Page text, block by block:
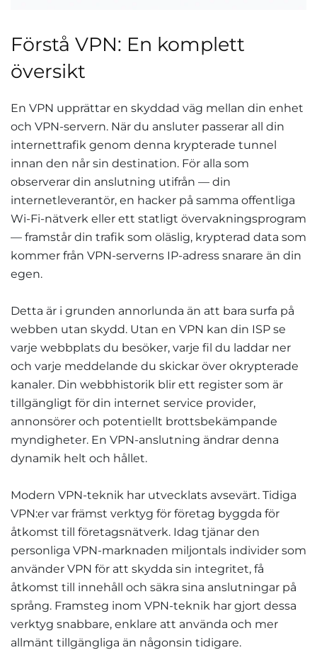
Förstå VPN: En komplett
översikt
En VPN upprättar en skyddad väg mellan din enhet
och VPN-servern. När du ansluter passerar all din
internettrafik genom denna krypterade tunnel
innan den når sin destination. För alla som
observerar din anslutning utifrån — din
internetleverantör, en hacker på samma offentliga
Wi-Fi-nätverk eller ett statligt övervakningsprogram
— framstår din trafik som oläslig, krypterad data som
kommer från VPN-serverns IP-adress snarare än din
egen.
Detta är i grunden annorlunda än att bara surfa på
webben utan skydd. Utan en VPN kan din ISP se
varje webbplats du besöker, varje fil du laddar ner
och varje meddelande du skickar över okrypterade
kanaler. Din webbhistorik blir ett register som är
tillgängligt för din internet service provider,
annonsörer och potentiellt brottsbekämpande
myndigheter. En VPN-anslutning ändrar denna
dynamik helt och hållet.
Modern VPN-teknik har utvecklats avsevärt. Tidiga
VPN:er var främst verktyg för företag byggda för
åtkomst till företagsnätverk. Idag tjänar den
personliga VPN-marknaden miljontals individer som
använder VPN för att skydda sin integritet, få
åtkomst till innehåll och säkra sina anslutningar på
språng. Framsteg inom VPN-teknik har gjort dessa
verktyg snabbare, enklare att använda och mer
allmänt tillgängliga än någonsin tidigare.